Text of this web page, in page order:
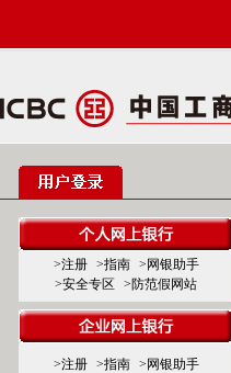
>注册 >指南
>网银助手
>安全专区
>防范假网站
>注册 >指南 >网银助手